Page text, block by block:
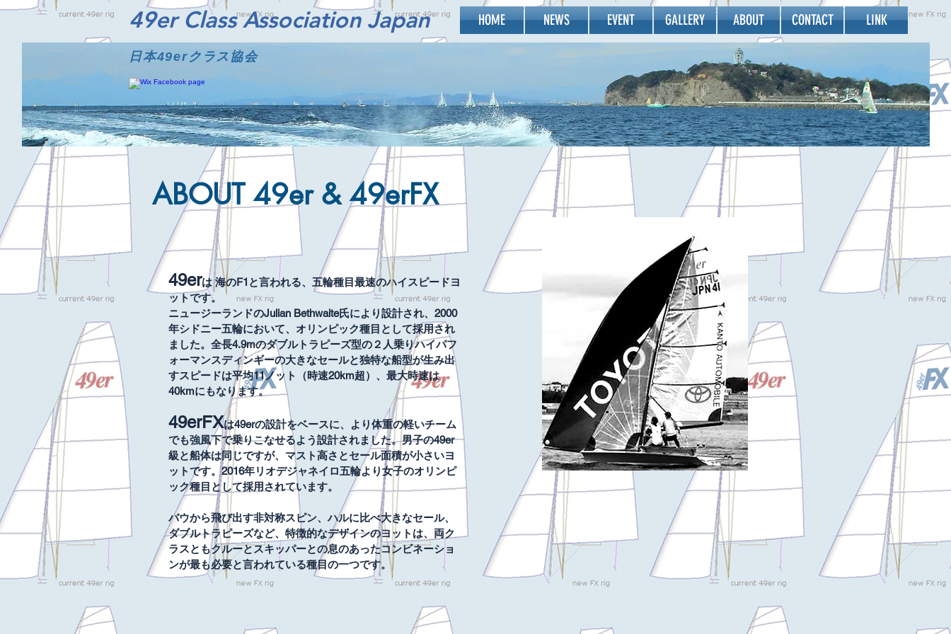
HOME NEWS EVENT GALLERY ABOUT CONTACT LINK
​49er Class Association Japan
​日本49erクラス協会
​ABOUT 49er & 49erFX
49erは 海のF1と言われる、五輪種目最速のハイスピードヨ
ットです。
ニュージーランドのJulian Bethwaite氏により設計され、2000
年シドニー五輪において、オリンピック種目として採用され
ました。全長4.9mのダブルトラピーズ型の２人乗りハイパフ
ォーマンスディンギーの大きなセールと独特な船型が生み出
すスピードは平均11ノット（時速20km超）、最大時速は
40kmにもなります。
49erFXは49erの設計をベースに、より体重の軽いチーム
でも強風下で乗りこなせるよう設計されました。男子の49er
級と船体は同じですが、マスト高さとセール面積が小さいヨ
ットです。2016年リオデジャネイロ五輪より女子のオリンピ
ック種目として採用されています。
バウから飛び出す非対称スピン、ハルに比べ大きなセール、
ダブルトラピーズなど、特徴的なデザインのヨットは、両ク
ラスともクルーとスキッパーとの息のあったコンビネーショ
ンが最も必要と言われている種目の一つです。​